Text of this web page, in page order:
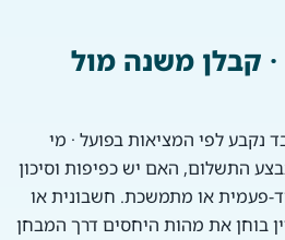
קבלן משנה מול
נקבע לפי המציאות בפועל · מי
התשלום, האם יש כפיפות וסיכון
פעמית או מתמשכת. חשבונית או
בוחן את מהות היחסים דרך המבחן